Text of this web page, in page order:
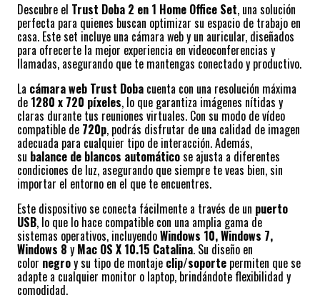
Descubre el Trust Doba 2 en 1 Home Office Set, una solución
perfecta para quienes buscan optimizar su espacio de trabajo en
casa. Este set incluye una cámara web y un auricular, diseñados
para ofrecerte la mejor experiencia en videoconferencias y
llamadas, asegurando que te mantengas conectado y productivo.
La cámara web Trust Doba cuenta con una resolución máxima
de 1280 x 720 píxeles, lo que garantiza imágenes nítidas y
claras durante tus reuniones virtuales. Con su modo de vídeo
compatible de 720p, podrás disfrutar de una calidad de imagen
adecuada para cualquier tipo de interacción. Además,
su balance de blancos automáticose ajusta a diferentes
condiciones de luz, asegurando que siempre te veas bien, sin
importar el entorno en el que te encuentres.
Este dispositivo se conecta fácilmente a través de un puerto
USB, lo que lo hace compatible con una amplia gama de
sistemas operativos, incluyendoWindows 10, Windows 7,
Windows 8 y Mac OS X 10.15 Catalina. Su diseño en
color negroy su tipo de montaje clip/soporte permiten que se
adapte a cualquier monitor o laptop, brindándote flexibilidad y
comodidad.